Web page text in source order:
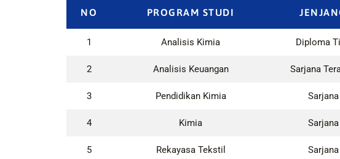
NO PROGRAM STUDI
1 Analisis Kimia Diploma
2 Analisis Keuangan Sarjana
3 Pendidikan Kimia Sarjana
4 Kimia Sarjana
5 Rekayasa Tekstil Sarjana